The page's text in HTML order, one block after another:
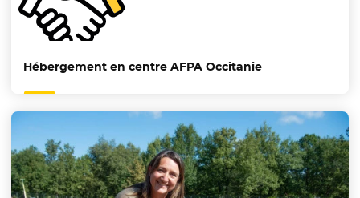
Hébergement en centre AFPA Occitanie